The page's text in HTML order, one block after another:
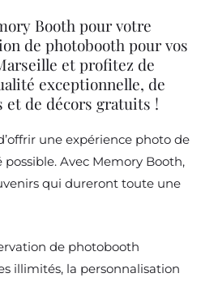
Booth pour votre
de photobooth pour vos
et profitez de
exceptionnelle, de
de décors gratuits !
une expérience photo de
Avec Memory Booth,
qui dureront toute une
de photobooth
illimités, la personnalisation